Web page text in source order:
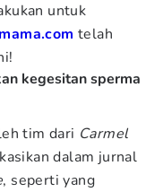
untuk
telah
kegesitan sperma
tim dari Carmel
dalam jurnal
, seperti yang